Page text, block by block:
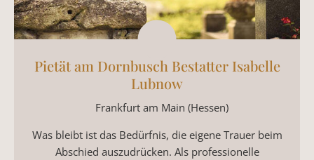
Pietät am Dornbusch Bestatter Isabelle
Lubnow
Frankfurt am Main (Hessen)
Was bleibt ist das Bedürfnis, die eigene Trauer beim
Abschied auszudrücken. Als professionelle